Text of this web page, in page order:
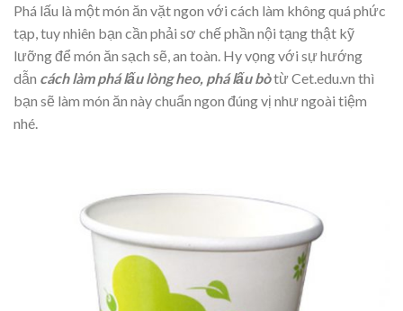
Phá lấu là một món ăn vặt ngon với cách làm không quá phức
tạp, tuy nhiên bạn cần phải sơ chế phần nội tạng thật kỹ
lưỡng để món ăn sạch sẽ, an toàn. Hy vọng với sự hướng
dẫn cách làm phá lấu lòng heo, phá lấu bòtừ Cet.edu.vn thì
bạn sẽ làm món ăn này chuẩn ngon đúng vị như ngoài tiệm
nhé.